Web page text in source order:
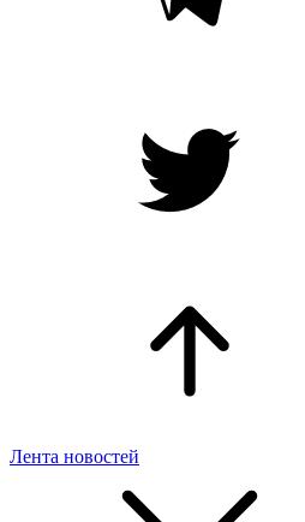
Лента новостей